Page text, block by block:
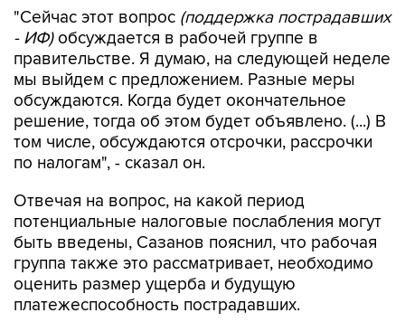
"Сейчас этот вопрос (поддержка пострадавших
- ИФ)обсуждается в рабочей группе в
правительстве. Я думаю, на следующей неделе
мы выйдем с предложением. Разные меры
обсуждаются. Когда будет окончательное
решение, тогда об этом будет объявлено. (...) В
том числе, обсуждаются отсрочки, рассрочки
по налогам", - сказал он.
Отвечая на вопрос, на какой период
потенциальные налоговые послабления могут
быть введены, Сазанов пояснил, что рабочая
группа также это рассматривает, необходимо
оценить размер ущерба и будущую
платежеспособность пострадавших.